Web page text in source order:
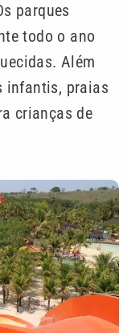
parques
todo o ano
Além
infantis, praias
crianças de